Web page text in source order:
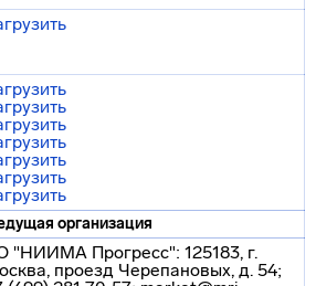
организация
"НИИМА Прогресс": 125183, г.
проезд Черепановых, д. 54;